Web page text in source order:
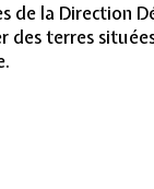
de la Direction
des terres